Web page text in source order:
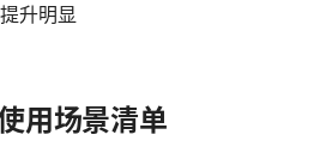
升明显
用场景清单